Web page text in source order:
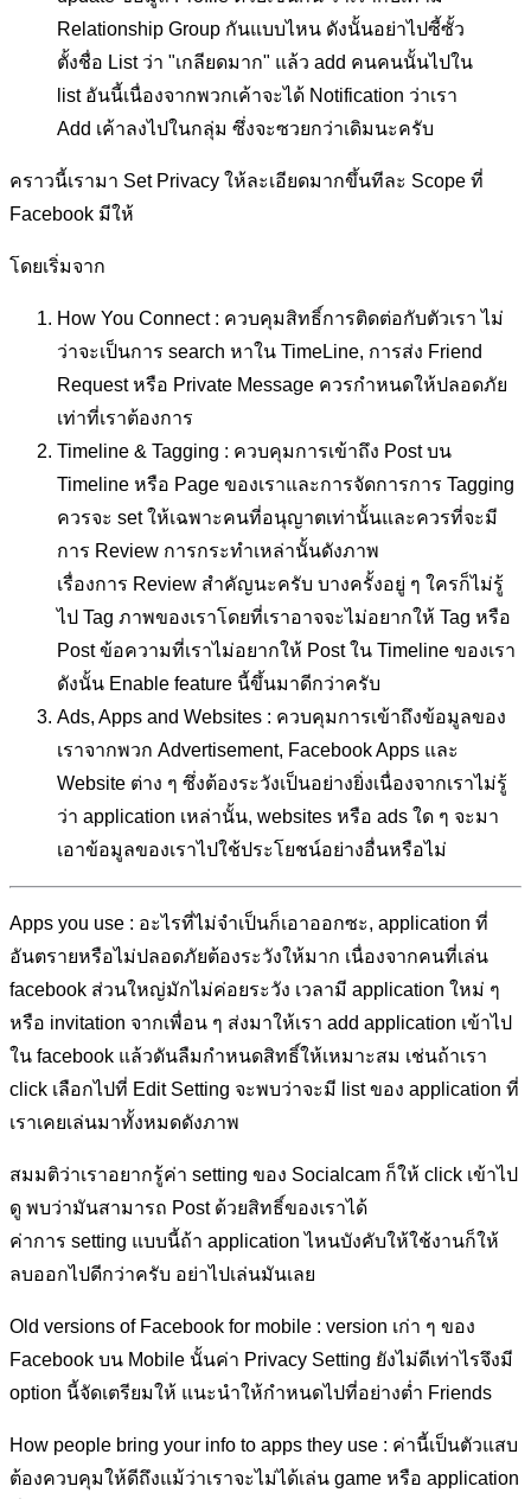
Relationship Group กันแบบไหน ดังนั้นอย่าไปซี้ซั้ว
ตั้งชื่อ List ว่า "เกลียดมาก" แล้ว add คนคนนั้นไปใน
list อันนี้เนื่องจากพวกเค้าจะได้ Notification ว่าเรา
Add เค้าลงไปในกลุ่ม ซึ่งจะซวยกว่าเดิมนะครับ
คราวนี้เรามา Set Privacy ให้ละเอียดมากขึ้นทีละ Scope ที่
Facebook มีให้
โดยเริ่มจาก
How You Connect : ควบคุมสิทธิ์การติดต่อกับตัวเรา ไม่
ว่าจะเป็นการ search หาใน TimeLine, การส่ง Friend
Request หรือ Private Message ควรกำหนดให้ปลอดภัย
เท่าที่เราต้องการ
Timeline & Tagging : ควบคุมการเข้าถึง Post บน
Timeline หรือ Page ของเราและการจัดการการ Tagging
ควรจะ set ให้เฉพาะคนที่อนุญาตเท่านั้นและควรที่จะมี
การ Review การกระทำเหล่านั้นดังภาพ
เรื่องการ Review สำคัญนะครับ บางครั้งอยู่ ๆ ใครก็ไม่รู้
ไป Tag ภาพของเราโดยที่เราอาจจะไม่อยากให้ Tag หรือ
Post ข้อความที่เราไม่อยากให้ Post ใน Timeline ของเรา
ดังนั้น Enable feature นี้ขึ้นมาดีกว่าครับ
Ads, Apps and Websites : ควบคุมการเข้าถึงข้อมูลของ
เราจากพวก Advertisement, Facebook Apps และ
Website ต่าง ๆ ซึ่งต้องระวังเป็นอย่างยิ่งเนื่องจากเราไม่รู้
ว่า application เหล่านั้น, websites หรือ ads ใด ๆ จะมา
เอาข้อมูลของเราไปใช้ประโยชน์อย่างอื่นหรือไม่
Apps you use : อะไรที่ไม่จำเป็นก็เอาออกซะ, application ที่
อันตรายหรือไม่ปลอดภัยต้องระวังให้มาก เนื่องจากคนที่เล่น
facebook ส่วนใหญ่มักไม่ค่อยระวัง เวลามี application ใหม่ ๆ
หรือ invitation จากเพื่อน ๆ ส่งมาให้เรา add application เข้าไป
ใน facebook แล้วดันลืมกำหนดสิทธิ์ให้เหมาะสม เช่นถ้าเรา
click เลือกไปที่ Edit Setting จะพบว่าจะมี list ของ application ที่
เราเคยเล่นมาทั้งหมดดังภาพ
สมมติว่าเราอยากรู้ค่า setting ของ Socialcam ก็ให้ click เข้าไป
ดู พบว่ามันสามารถ Post ด้วยสิทธิ์ของเราได้
ค่าการ setting แบบนี้ถ้า application ไหนบังคับให้ใช้งานก็ให้
ลบออกไปดีกว่าครับ อย่าไปเล่นมันเลย
Old versions of Facebook for mobile : version เก่า ๆ ของ
Facebook บน Mobile นั้นค่า Privacy Setting ยังไม่ดีเท่าไรจึงมี
option นี้จัดเตรียมให้ แนะนำให้กำหนดไปที่อย่างต่ำ Friends
How people bring your info to apps they use : ค่านี้เป็นตัวแสบ
ต้องควบคุมให้ดีถึงแม้ว่าเราจะไม่ได้เล่น game หรือ application